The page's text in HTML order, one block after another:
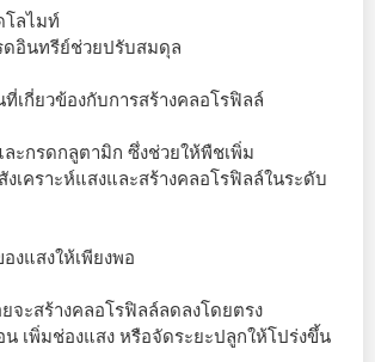
ลไมท์
อินทรีย์ช่วยปรับสมดุล
เกี่ยวข้องกับการสร้างคลอโรฟิลล์
ละกรดกลูตามิก ซึ่งช่วยให้พืชเพิ่ม
เคราะห์แสงและสร้างคลอโรฟิลล์ในระดับ
งแสงให้เพียงพอ
จะสร้างคลอโรฟิลล์ลดลงโดยตรง
น เพิ่มช่องแสง หรือจัดระยะปลูกให้โปร่งขึ้น